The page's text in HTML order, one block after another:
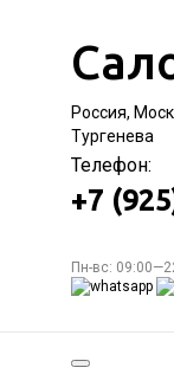
Россия,
Тургенева
Телефон:
+7
Пн-вс: